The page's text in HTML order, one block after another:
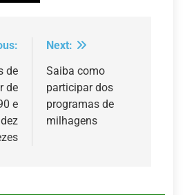
de
de
e
Next:
Saiba como
participar dos
programas de
milhagens